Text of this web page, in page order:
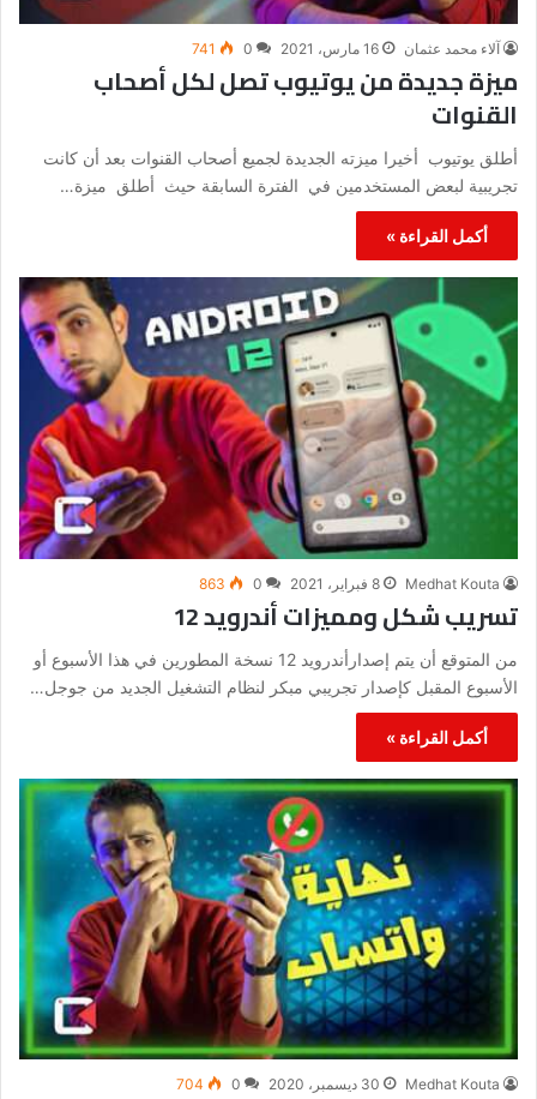
آلاء محمد عثمان 16 مارس، 2021 0
741
ميزة جديدة من يوتيوب تصل لكل أصحاب
القنوات
أطلق يوتيوب أخيرا ميزته الجديدة لجميع أصحاب القنوات بعد أن كانت
تجريبية لبعض المستخدمين في الفترة السابقة حيث أطلق ميزة…
أكمل القراءة »
Medhat Kouta 8 فبراير، 2021 0
863
تسريب شكل ومميزات أندرويد 12
من المتوقع أن يتم إصدارأندرويد 12 نسخة المطورين في هذا الأسبوع أو
الأسبوع المقبل كإصدار تجريبي مبكر لنظام التشغيل الجديد من جوجل…
أكمل القراءة »
Medhat Kouta 30 ديسمبر، 2020 0
704